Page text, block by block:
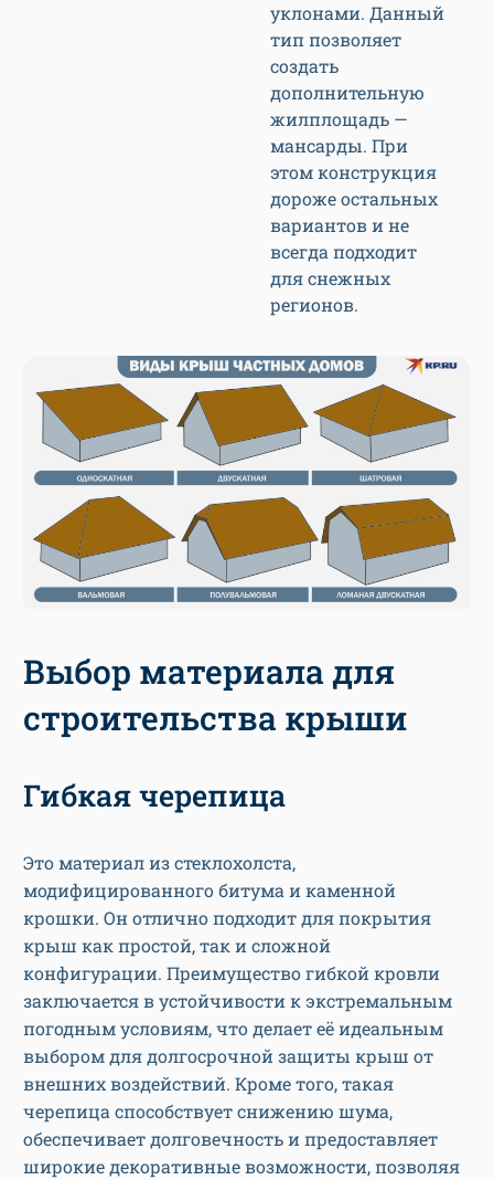
уклонами. Данный
тип позволяет
создать
дополнительную
жилплощадь —
мансарды. При
этом конструкция
дороже остальных
вариантов и не
всегда подходит
для снежных
регионов.
Выбор материала для
строительства крыши
Гибкая черепица
Это материал из стеклохолста,
модифицированного битума и каменной
крошки. Он отлично подходит для покрытия
крыш как простой, так и сложной
конфигурации. Преимущество гибкой кровли
заключается в устойчивости к экстремальным
погодным условиям, что делает её идеальным
выбором для долгосрочной защиты крыш от
внешних воздействий. Кроме того, такая
черепица способствует снижению шума,
обеспечивает долговечность и предоставляет
широкие декоративные возможности, позволяя